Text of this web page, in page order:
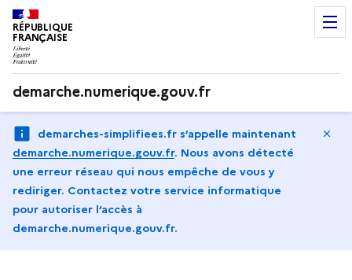
RÉPUBLIQUE
FRANÇAISE
demarche.numerique.gouv.fr
demarches-simplifiees.fr s’appelle maintenant
demarche.numerique.gouv.fr. Nous avons détecté
une erreur réseau qui nous empêche de vous y
rediriger. Contactez votre service informatique
pour autoriser l‘accès à
demarche.numerique.gouv.fr.